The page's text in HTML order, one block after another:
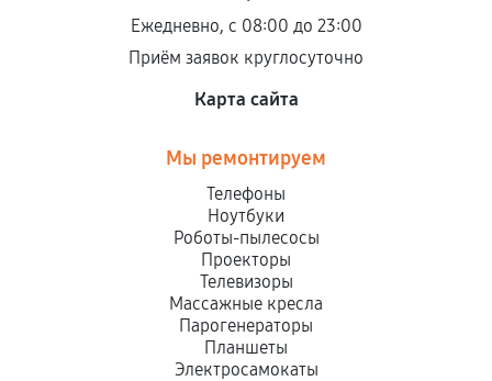
Ежедневно, с 08:00 до 23:00
Приём заявок круглосуточно
Карта сайта
Мы ремонтируем
Телефоны
Ноутбуки
Роботы-пылесосы
Проекторы
Телевизоры
Массажные кресла
Парогенераторы
Планшеты
Электросамокаты